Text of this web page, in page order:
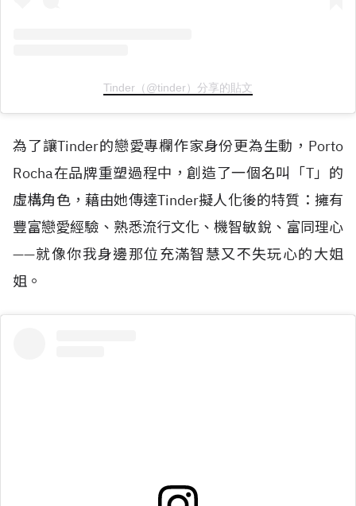
Tinder（@tinder）分享的貼文
為了讓Tinder的戀愛專欄作家身份更為生動，Porto
Rocha在品牌重塑過程中，創造了一個名叫「T」的
虛構角色，藉由她傳達Tinder擬人化後的特質：擁有
豐富戀愛經驗、熟悉流行文化、機智敏銳、富同理心
——就像你我身邊那位充滿智慧又不失玩心的大姐
姐。